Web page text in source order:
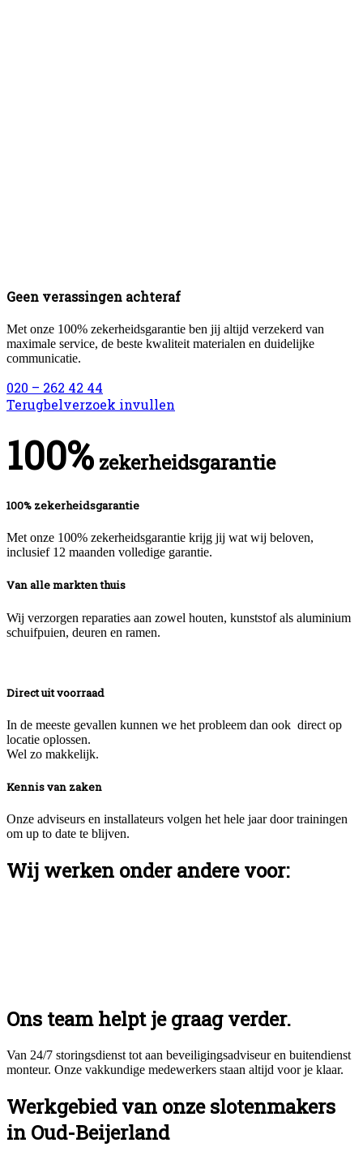
Geen verassingen achteraf
Met onze 100% zekerheidsgarantie ben jij altijd verzekerd van
maximale service, de beste kwaliteit materialen en duidelijke
communicatie.
020 – 262 42 44
Terugbelverzoek invullen
100% zekerheidsgarantie
100% zekerheidsgarantie
Met onze 100% zekerheidsgarantie krijg jij wat wij beloven,
inclusief 12 maanden volledige garantie.
Van alle markten thuis
Wij verzorgen reparaties aan zowel houten, kunststof als aluminium
schuifpuien, deuren en ramen.
Direct uit voorraad
In de meeste gevallen kunnen we het probleem dan ook direct op
locatie oplossen.
Wel zo makkelijk.
Kennis van zaken
Onze adviseurs en installateurs volgen het hele jaar door trainingen
om up to date te blijven.
Wij werken onder andere voor:
Ons team helpt je graag verder.
Van 24/7 storingsdienst tot aan beveiligingsadviseur en buitendienst
monteur. Onze vakkundige medewerkers staan altijd voor je klaar.
Werkgebied van onze slotenmakers
in Oud-Beijerland